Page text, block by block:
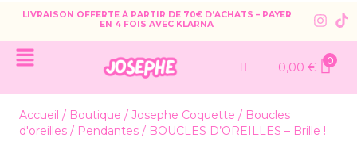
LIVRAISON OFFERTE À PARTIR DE 70€ D’ACHATS – PAYER
EN 4 FOIS AVEC KLARNA
0,00€ 0
Accueil / Boutique / Josephe Coquette / Boucles
d'oreilles / Pendantes / BOUCLES D’OREILLES – Brille !